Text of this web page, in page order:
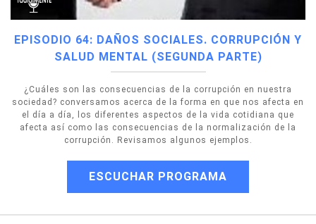
EPISODIO 64: DAÑOS SOCIALES. CORRUPCIÓN Y
SALUD MENTAL (SEGUNDA PARTE)
¿Cuáles son las consecuencias de la corrupción en nuestra
sociedad? conversamos acerca de la forma en que nos afecta en
el día a día, los diferentes aspectos de la vida cotidiana que
afecta así como las consecuencias de la normalización de la
corrupción. Revisamos algunos ejemplos.
ESCUCHAR PROGRAMA